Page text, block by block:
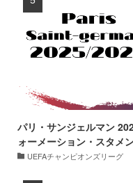
3試合・0得点
12試合・1得点
パリ・サンジェルマン
ォーメーション・スタメン
UEFAチャンピオンズリーグ